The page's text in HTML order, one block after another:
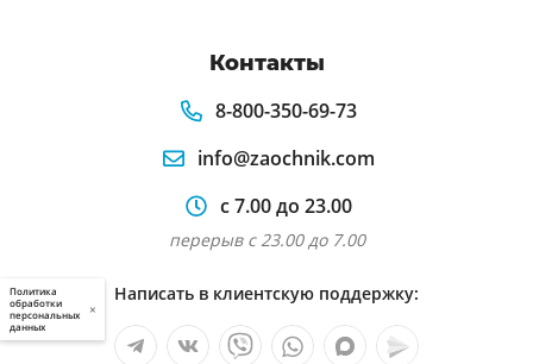
Контакты
8-800-350-69-73
info@zaochnik.com
с 7.00 до 23.00
перерыв с 23.00 до 7.00
Написать в клиентскую поддержку:
Политика
обработки
персональных
данных
×